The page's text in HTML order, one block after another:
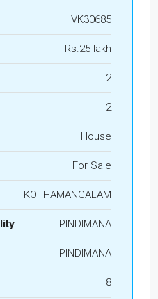
VK30685
Rs.25 lakh
2
2
House
For Sale
KOTHAMANGALAM
PINDIMANA
PINDIMANA
8